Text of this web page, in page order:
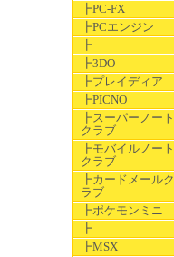
┣PC-FX
┣PCエンジン
┣
┣3DO
┣プレイディア
┣PICNO
┣スーパーノート
クラブ
┣モバイルノート
クラブ
┣カードメールク
ラブ
┣ポケモンミニ
┣
┣MSX